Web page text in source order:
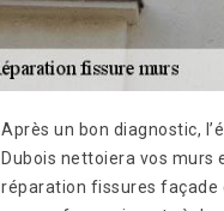
Après un bon diagnostic,
Dubois nettoiera vos murs
réparation fissures